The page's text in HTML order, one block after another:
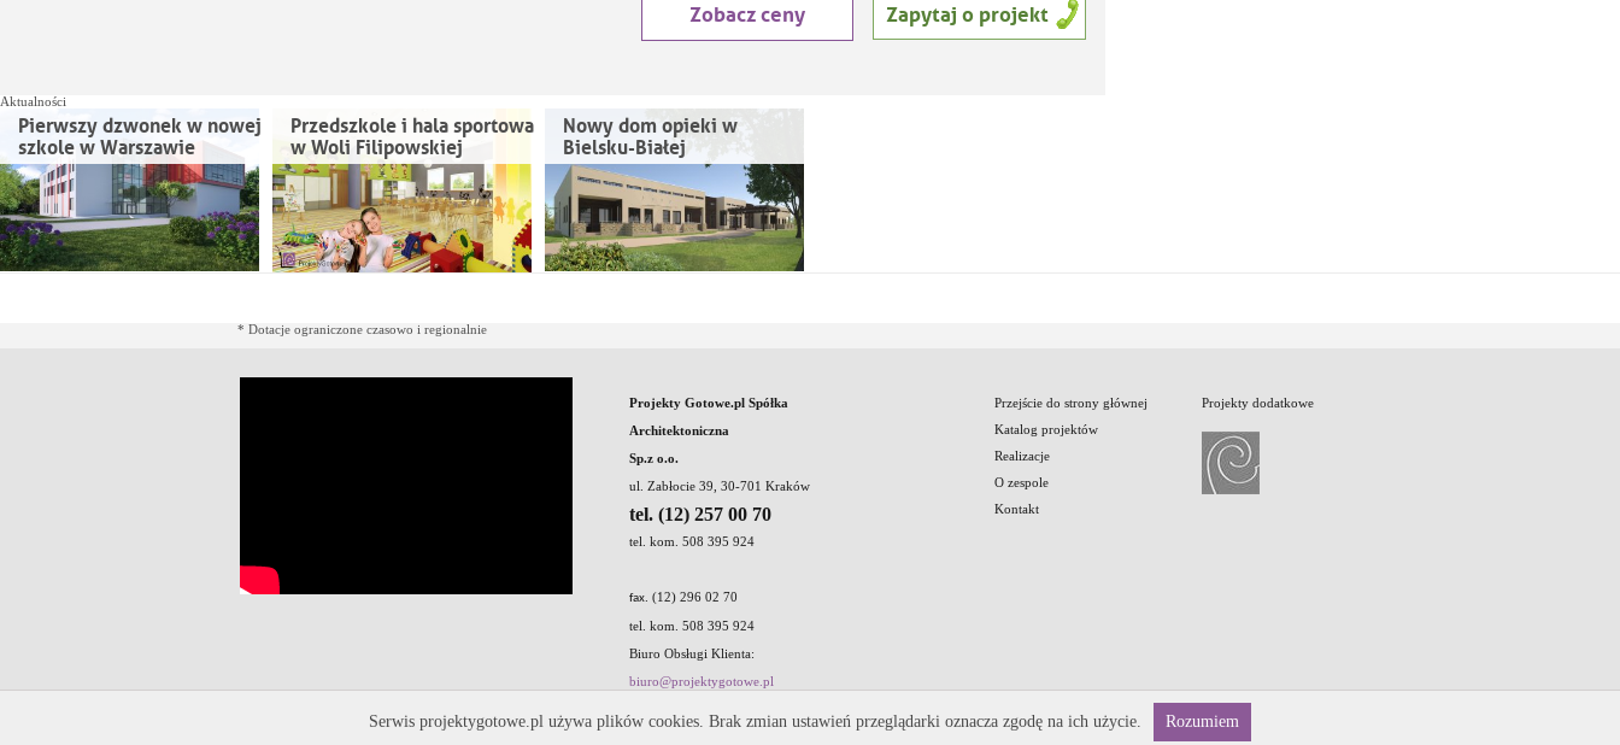
Zobacz ceny Zapytaj o projekt
Aktualności
Pierwszy dzwonek w nowej
szkole w Warszawie
Przedszkole i hala sportowa
w Woli Filipowskiej
Nowy dom opieki w
Bielsku-Białej
* Dotacje ograniczone czasowo i regionalnie
Projekty Gotowe.pl Spółka
Architektoniczna
Sp.z o.o.
ul. Zabłocie 39, 30-701 Kraków
tel. (12) 257 00 70
tel. kom. 508 395 924
fax . (12) 296 02 70
tel. kom. 508 395 924
Biuro Obsługi Klienta:
biuro@projektygotowe.pl
Projekty dodatkowe
Przejście do strony głównej
Katalog projektów
Realizacje
O zespole
Kontakt
Serwis projektygotowe.pl używa plików cookies. Brak zmian ustawień przeglądarki oznacza zgodę na ich użycie. Rozumiem